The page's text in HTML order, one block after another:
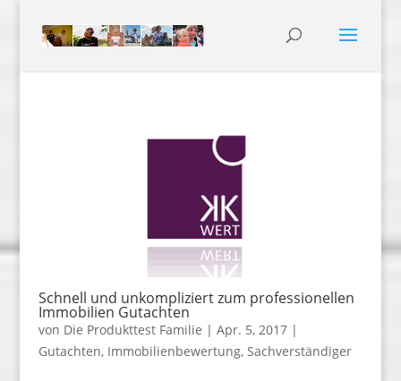
Schnell und unkompliziert zum professionellen
Immobilien Gutachten
von Die Produkttest Familie | Apr. 5, 2017|
Gutachten, Immobilienbewertung, Sachverständiger